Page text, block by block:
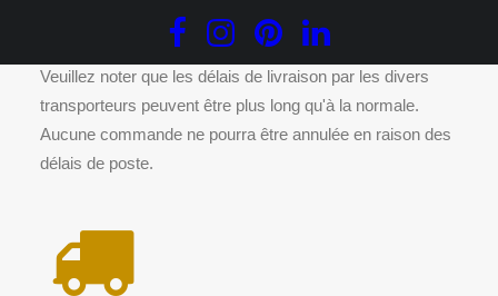
page
du
produit
DÉLAIS DE LIVRAISON
Veuillez noter que les délais de livraison par les divers
transporteurs peuvent être plus long qu'à la normale.
Aucune commande ne pourra être annulée en raison des
délais de poste.